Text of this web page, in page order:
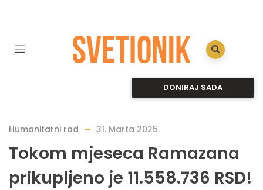
DONIRAJ SADA
Humanitarni rad 31. Marta 2025.
Tokom mjeseca Ramazana
prikupljeno je 11.558.736 RSD!